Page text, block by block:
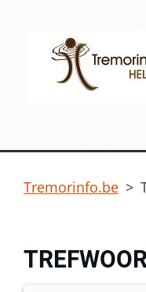
Tremorinfo.be >